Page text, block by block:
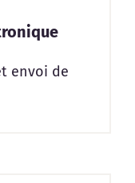
envoi de